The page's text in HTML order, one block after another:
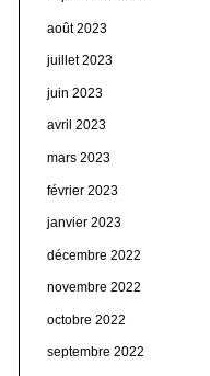
août 2023
juillet 2023
juin 2023
avril 2023
mars 2023
février 2023
janvier 2023
décembre 2022
novembre 2022
octobre 2022
septembre 2022